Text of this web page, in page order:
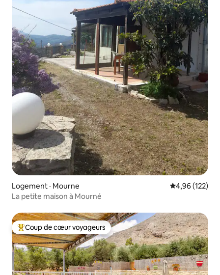
Logement · Mourne Note
4,96 (122)
La petite maison à Mourné
Coup de cœur voyageurs parmi les plus aimés
Coup de cœur voyageurs